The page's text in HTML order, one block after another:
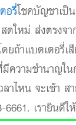
อรี่โชคบัญชาเป็
ดใหม่ ส่งตรงจ
ถ้าแบตเตอรี่เสี
ความชำนาญใ
ลาไหน จะเช้า
เรายินดีใ